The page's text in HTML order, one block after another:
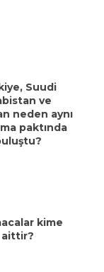
Suudi
ve
neden aynı
paktında
kime
aittir?